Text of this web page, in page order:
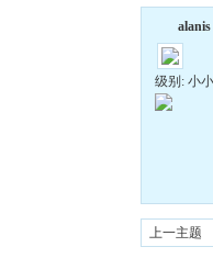
alanis
级别: 小
上一主题